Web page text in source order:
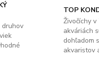
TOP
Živočíchy v
akváriách
dohľadom
akvaristov